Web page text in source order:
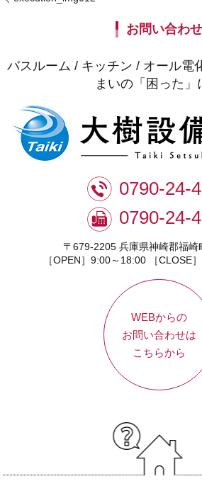
お問い合わせ
バスルーム / キッチン / オール電
まいの「困った」
0790-24-
0790-24-
〒679-2205 兵庫県神崎郡福崎
［OPEN］9:00～18:00 ［CLOSE
WEBからの
お問い合わせは
こちらから